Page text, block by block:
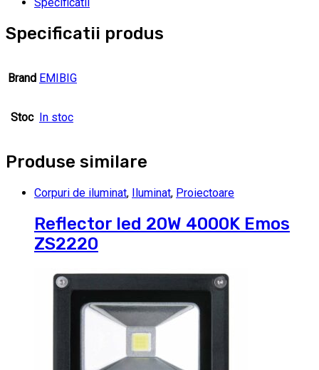
Specificatii
Specificatii produs
Brand EMIBIG
Stoc In stoc
Produse similare
Corpuri de iluminat, Iluminat, Proiectoare
Reflector led 20W 4000K Emos
ZS2220